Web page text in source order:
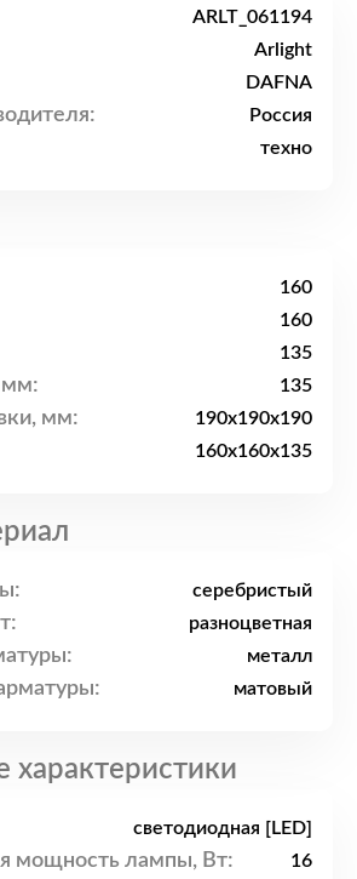
ARLT_061194
Arlight
DAFNA
Россия
техно
160
160
135
мм: 135
мм: 190x190x190
160x160x135
серебристый
разноцветная
металл
матовый
характеристики
светодиодная [LED]
мощность лампы, Вт: 16